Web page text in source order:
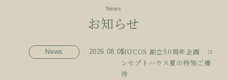
News
お知らせ
News 2026.08.05HUCOS 創立50周年企画 コ
ンセプトハウス夏の特別ご優
待